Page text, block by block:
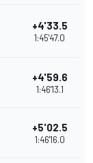
+4'33.5
1:45'47.0
+4'59.6
1:46'13.1
+5'02.5
1:46'16.0